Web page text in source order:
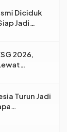
Diciduk
Jadi
2026,
Turun Jadi
Makin